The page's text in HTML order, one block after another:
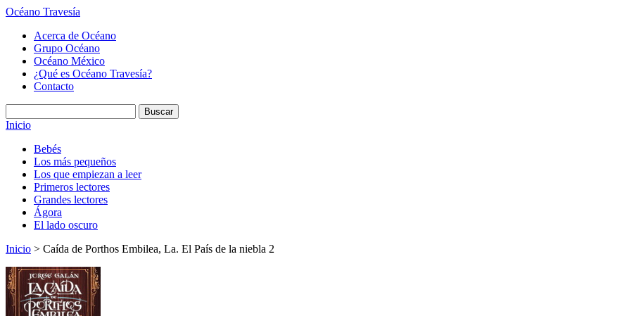
Océano Travesía
Acerca de Océano
Grupo Océano
Océano México
¿Qué es Océano Travesía?
Contacto
Inicio
Bebés
Los más pequeños
Los que empiezan a leer
Primeros lectores
Grandes lectores
Ágora
El lado oscuro
Inicio > Caída de Porthos Embilea, La. El País de la niebla 2